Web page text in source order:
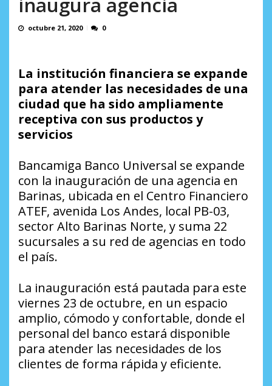
octubre 21, 2020 0
La institución financiera se expande
para atender las necesidades de una
ciudad que ha sido ampliamente
receptiva con sus productos y
servicios
Bancamiga Banco Universal se expande
con la inauguración de una agencia en
Barinas, ubicada en el Centro Financiero
ATEF, avenida Los Andes, local PB-03,
sector Alto Barinas Norte, y suma 22
sucursales a su red de agencias en todo
el país.
La inauguración está pautada para este
viernes 23 de octubre, en un espacio
amplio, cómodo y confortable, donde el
personal del banco estará disponible
para atender las necesidades de los
clientes de forma rápida y eficiente.